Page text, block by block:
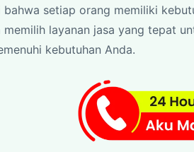
bahwa setiap orang memiliki
memilih layanan jasa yang tepat
kebutuhan Anda.